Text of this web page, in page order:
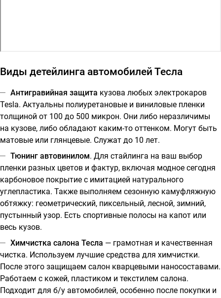
Виды детейлинга автомобилей Тесла
Антигравийная защита кузова любых электрокаров
Tesla. Актуальны полиуретановые и виниловые пленки
толщиной от 100 до 500 микрон. Они либо неразличимы
на кузове, либо обладают каким-то оттенком. Могут быть
матовые или глянцевые. Служат до 10 лет.
Тюнинг автовинилом. Для стайлинга на ваш выбор
пленки разных цветов и фактур, включая модное сегодня
карбоновое покрытие с имитацией натурального
углепластика. Также выполняем сезонную камуфляжную
обтяжку: геометрический, пиксельный, лесной, зимний,
пустынный узор. Есть спортивные полосы на капот или
весь кузов.
Химчистка салона Тесла — грамотная и качественная
чистка. Используем лучшие средства для химчистки.
После этого защищаем салон кварцевыми наносоставами.
Работаем с кожей, пластиком и текстилем салона.
Подходит для б/у автомобилей, особенно после покупки и